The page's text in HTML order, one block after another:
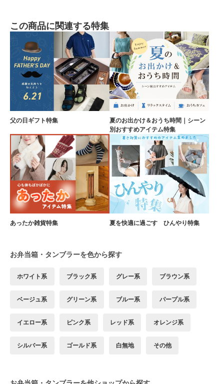
この商品に関連する特集
父の日ギフト特集
夏のお出かけ＆おうち時間｜シーン
別おすすめアイテム特集
あったか雑貨特集 夏を快適に過ごす ひんやり特集
お弁当箱・タンブラーを色から探す
ホワイト系 ブラック系 グレー系 ブラウン系
ベージュ系 グリーン系 ブルー系 パープル系
イエロー系 ピンク系 レッド系 オレンジ系
シルバー系 ゴールド系 白無地 その他